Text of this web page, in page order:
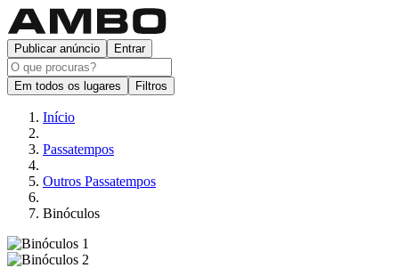
Publicar anúncio Entrar
Em todos os lugares Filtros
Início
Passatempos
Outros Passatempos
Binóculos